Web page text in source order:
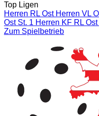
Top Ligen
Herren RL Ost Herren VL
Ost St. 1 Herren KF RL
Zum Spielbetrieb